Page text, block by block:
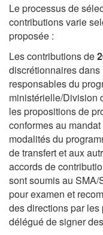
Le processus de
contributions varie
proposée :
Les contributions de
discrétionnaires
responsables du
ministérielle/Division
les propositions de
conformes au
modalités du
de transfert et aux
accords de
sont soumis au
pour examen et
des directions par
délégué de signer